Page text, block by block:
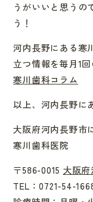
うがいいと思うの
う！
河内長野にある寒
立つ情報を毎月1
寒川歯科コラム
以上、河内長野に
大阪府河内長野市
寒川歯科医院
〒586-0015 大阪
TEL：0721-54-